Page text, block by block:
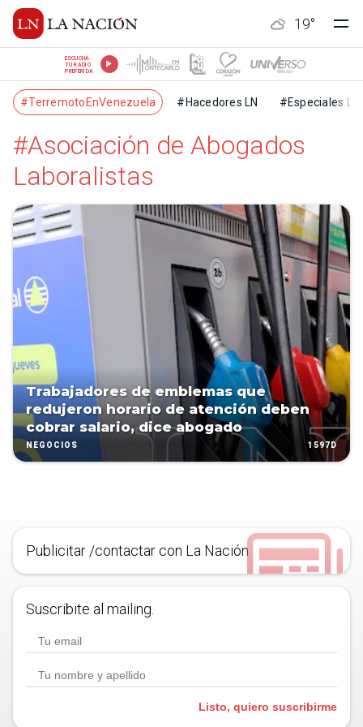
19°
ESCUCHÁ
TU RADIO
PREFERIDA
#TerremotoEnVenezuela #Hacedores LN #Especiales LN
#Asociación de Abogados
Laboralistas
Trabajadores de emblemas que
redujeron horario de atención deben
cobrar salario, dice abogado
NEGOCIOS 1597D
Publicitar /contactar con La Nación
Suscribite al mailing.
Listo, quiero suscribirme